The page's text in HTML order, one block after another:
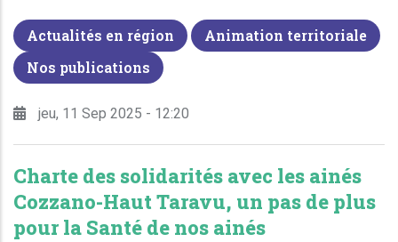
Actualités en région
Animation territoriale
Nos publications
jeu, 11 Sep 2025 - 12:20
Charte des solidarités avec les ainés
Cozzano-Haut Taravu, un pas de plus
pour la Santé de nos ainés